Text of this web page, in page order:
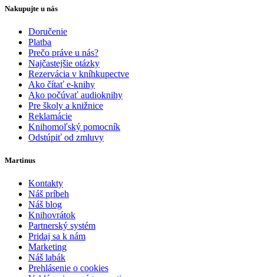
Nakupujte u nás
Doručenie
Platba
Prečo práve u nás?
Najčastejšie otázky
Rezervácia v kníhkupectve
Ako čítať e-knihy
Ako počúvať audioknihy
Pre školy a knižnice
Reklamácie
Knihomoľský pomocník
Odstúpiť od zmluvy
Martinus
Kontakty
Náš príbeh
Náš blog
Knihovrátok
Partnerský systém
Pridaj sa k nám
Marketing
Náš labák
Prehlásenie o cookies